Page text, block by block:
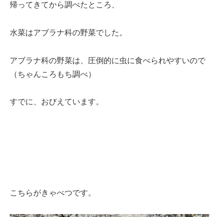
帰ってきてから調べたところ、
水菜はアブラナ科の野菜でした。
アブラナ科の野菜は、圧倒的に虫に食べられやすいので
（ちゃんころもち調べ）
すでに、おびえています。
こちらがきゃべつです。